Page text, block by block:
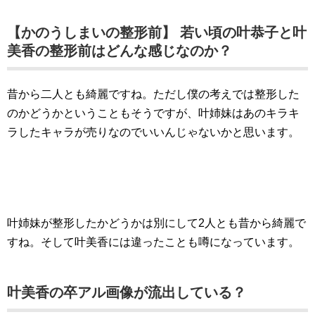
【かのうしまいの整形前】 若い頃の叶恭子と叶
美香の整形前はどんな感じなのか？
昔から二人とも綺麗ですね。ただし僕の考えでは整形した
のかどうかということもそうですが、叶姉妹はあのキラキ
ラしたキャラが売りなのでいいんじゃないかと思います。
叶姉妹が整形したかどうかは別にして2人とも昔から綺麗で
すね。そして叶美香には違ったことも噂になっています。
叶美香の卒アル画像が流出している？